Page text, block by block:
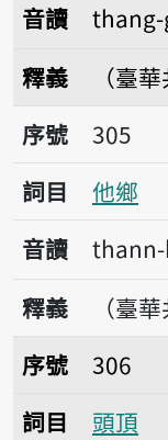
音讀
thang-
釋義
（臺
序號305他鄉
序號
305
詞目
他鄉
音讀
釋義
（臺
序號306頭頂
序號
306
詞目
頭頂